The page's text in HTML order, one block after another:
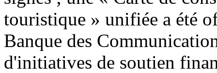
touristique » unifiée a été
Banque des
d'initiatives de soutien